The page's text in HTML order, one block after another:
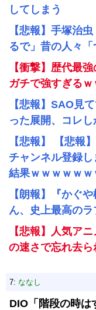
してしまう
【悲報】手塚治
るで」昔の人々
【衝撃】歴代最
ガチで強すぎる
【悲報】SAO見
った展開、コレ
【悲報】 【悲報
チャンネル登録
結果ｗｗｗｗｗｗ
【朗報】『かぐ
ん、史上最高の
【悲報】人気ア
の速さで忘れ去
7: ななし
DIO「階段の時は